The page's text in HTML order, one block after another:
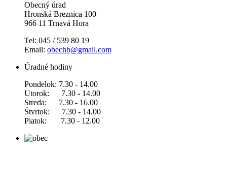
Obecný úrad
Hronská Breznica 100
966 11 Trnavá Hora
Tel: 045 / 539 80 19
Email: obechb@gmail.com
Úradné hodiny
Pondelok: 7.30 - 14.00
Utorok: 7.30 - 14.00
Streda: 7.30 - 16.00
Štvrtok: 7.30 - 14.00
Piatok: 7.30 - 12.00